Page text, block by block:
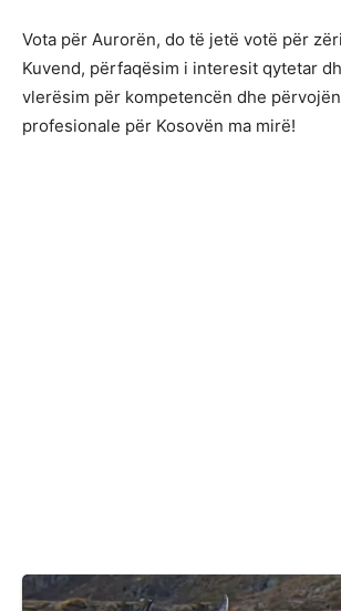
Vota për Aurorën, do të jetë votë për
Kuvend, përfaqësim i interesit qytetar
vlerësim për kompetencën dhe
profesionale për Kosovën ma mirë!